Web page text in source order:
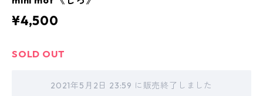
¥4,500
SOLD OUT
2021年5月2日 23:59 に販売終了しました